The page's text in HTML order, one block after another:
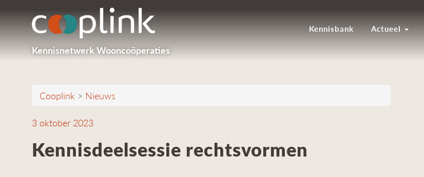
Kennisnetwerk Wooncoöperaties
Kennisbank Actueel
Cooplink > Nieuws
3 oktober 2023
Kennisdeelsessie rechtsvormen